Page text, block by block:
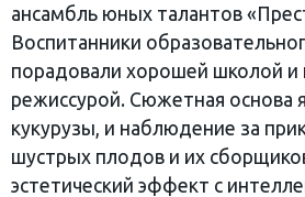
ансамбль юных талантов
Воспитанники
порадовали хорошей школой и
режиссурой. Сюжетная основа
кукурузы, и наблюдение за
шустрых плодов и их
эстетический эффект с